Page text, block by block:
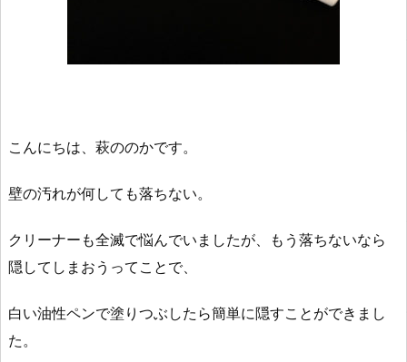
こんにちは、萩ののかです。
壁の汚れが何しても落ちない。
クリーナーも全滅で悩んでいましたが、もう落ちないなら
隠してしまおうってことで、
白い油性ペンで塗りつぶしたら簡単に隠すことができまし
た。